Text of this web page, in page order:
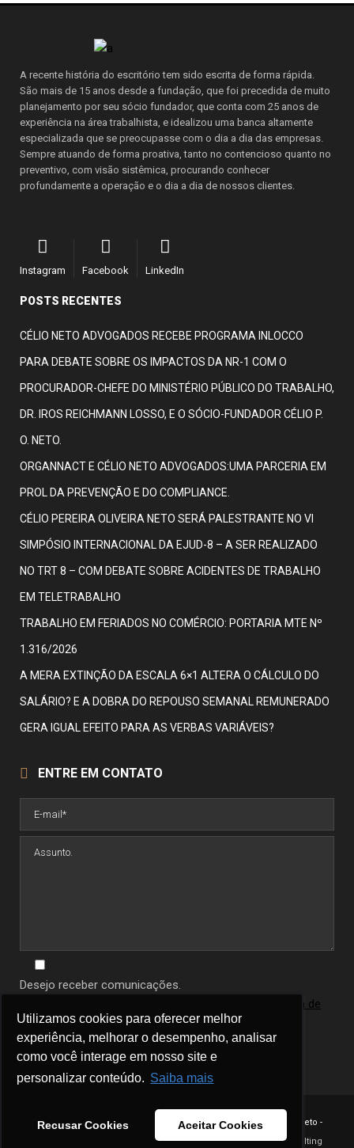
Utilizamos cookies para oferecer melhor
experiência, melhorar o desempenho, analisar
como você interage em nosso site e
personalizar conteúdo. Saiba mais
Recusar Cookies Aceitar Cookies
Utilizamos cookies para oferecer melhor
experiência, melhorar o desempenho, analisar
como você interage em nosso site e
personalizar conteúdo. Saiba mais
Recusar Cookies Aceitar Cookies
A recente história do escritório tem sido escrita de forma rápida.
São mais de 15 anos desde a fundação, que foi precedida de muito
planejamento por seu sócio fundador, que conta com 25 anos de
experiência na área trabalhista, e idealizou uma banca altamente
especializada que se preocupasse com o dia a dia das empresas.
Sempre atuando de forma proativa, tanto no contencioso quanto no
preventivo, com visão sistêmica, procurando conhecer
profundamente a operação e o dia a dia de nossos clientes.
Instagram Facebook LinkedIn
POSTS RECENTES
CÉLIO NETO ADVOGADOS RECEBE PROGRAMA INLOCCO
PARA DEBATE SOBRE OS IMPACTOS DA NR-1 COM O
PROCURADOR-CHEFE DO MINISTÉRIO PÚBLICO DO TRABALHO,
DR. IROS REICHMANN LOSSO, E O SÓCIO-FUNDADOR CÉLIO P.
O. NETO.
ORGANNACT E CÉLIO NETO ADVOGADOS:UMA PARCERIA EM
PROL DA PREVENÇÃO E DO COMPLIANCE.
CÉLIO PEREIRA OLIVEIRA NETO SERÁ PALESTRANTE NO VI
SIMPÓSIO INTERNACIONAL DA EJUD-8 – A SER REALIZADO
NO TRT 8 – COM DEBATE SOBRE ACIDENTES DE TRABALHO
EM TELETRABALHO
TRABALHO EM FERIADOS NO COMÉRCIO: PORTARIA MTE Nº
1.316/2026
A MERA EXTINÇÃO DA ESCALA 6×1 ALTERA O CÁLCULO DO
SALÁRIO? E A DOBRA DO REPOUSO SEMANAL REMUNERADO
GERA IGUAL EFEITO PARA AS VERBAS VARIÁVEIS?
ENTRE EM CONTATO
Desejo receber comunicações.
política de
privacidade .
Copyright 2023 - Célio Neto -
DNA Consulting